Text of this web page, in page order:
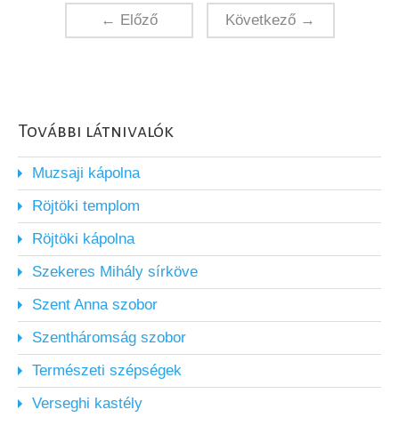
← Előző Következő →
További látnivalók
Muzsaji kápolna
Röjtöki templom
Röjtöki kápolna
Szekeres Mihály sírköve
Szent Anna szobor
Szentháromság szobor
Természeti szépségek
Verseghi kastély